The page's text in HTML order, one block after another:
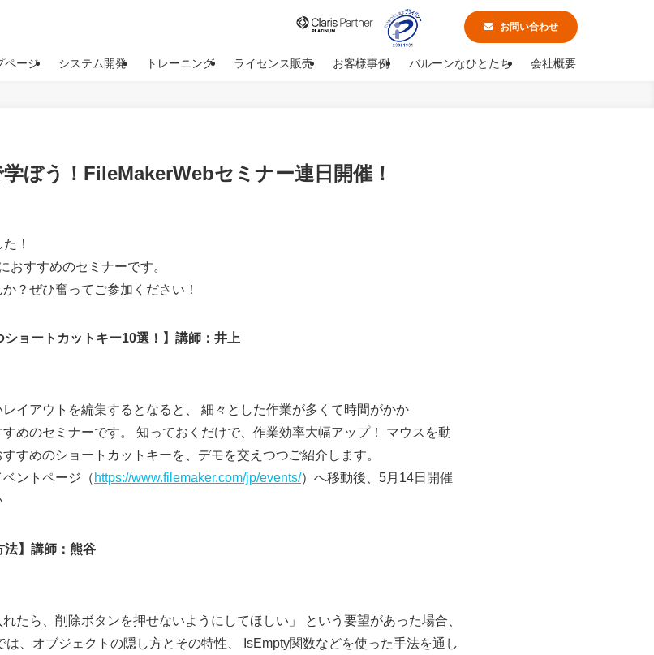
ページ システム開発 トレーニング ライセンス販売 お客様事例 バルーンなひとたち 会社概要
お問い合わせ
ぼう！FileMakerWebセミナー連日開催！
！
おすすめのセミナーです。
？ぜひ奮ってご参加ください！
ショートカットキー10選！】講師：井上
イアウトを編集するとなると、 細々とした作業が多くて時間がかか
めのセミナーです。 知っておくだけで、作業効率大幅アップ！ マウスを動
すめのショートカットキーを、デモを交えつつご紹介します。
ントページ（ https://www.filemaker.com/jp/events/）へ移動後、5月14日開催
法】講師：熊谷
たら、削除ボタンを押せないようにしてほしい」 という要望があった場合、
、オブジェクトの隠し方とその特性、 IsEmpty関数などを使った手法を通し